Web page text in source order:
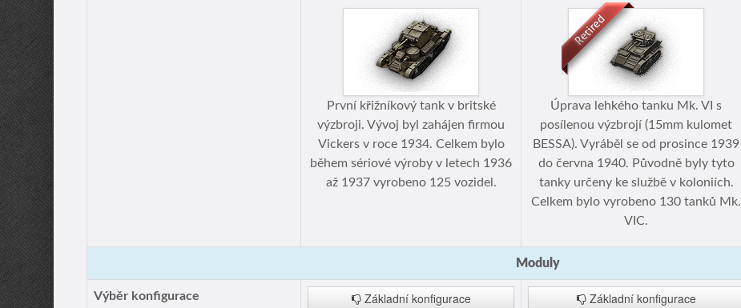
První křižníkový tank v britské
výzbroji. Vývoj byl zahájen firmou
Vickers v roce 1934. Celkem bylo
během sériové výroby v letech 1936
až 1937 vyrobeno 125 vozidel.
Úprava lehkého tanku Mk. VI s
posílenou výzbrojí (15mm kulomet
BESSA). Vyráběl se od prosince 1939
do června 1940. Původně byly tyto
tanky určeny ke službě v koloniích.
Celkem bylo vyrobeno 130 tanků Mk.
VIC.
Moduly
Výběr konfigurace
Základní konfigurace
Základní konfigurace